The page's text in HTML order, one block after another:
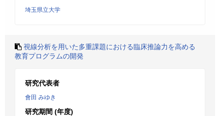
埼玉県立大学
視線分析を用いた多重課題における臨床推論力を高める
教育プログラムの開発
研究代表者
會田 みゆき
研究期間 (年度)